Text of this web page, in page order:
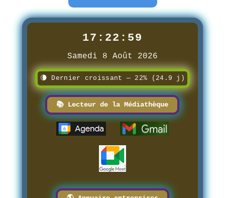
17:23:01
Samedi 8 Août 2026
🌘 Dernier croissant — 22% (24.9 j)
📚 Lecteur de la Médiathèque